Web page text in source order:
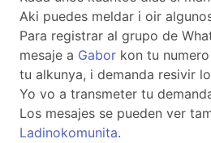
Aki puedes meldar i oir
Para registrar al grupo de
mesaje a Gabor kon tu
tu alkunya, i demanda resivir
Yo vo a transmeter tu
Los mesajes se pueden ver
Ladinokomunita.